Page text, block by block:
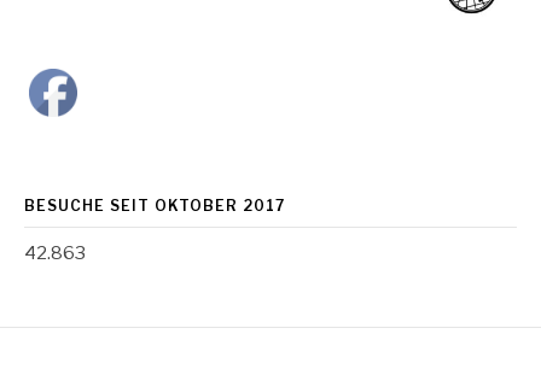
BESUCHE SEIT OKTOBER 2017
42.863